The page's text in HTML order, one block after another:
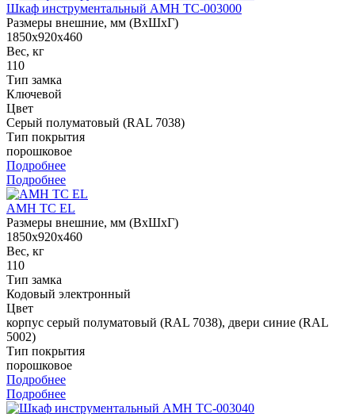
Шкаф инструментальный AMH TC-003000
Размеры внешние, мм (ВхШхГ)
1850x920x460
Вес, кг
110
Тип замка
Ключевой
Цвет
Серый полуматовый (RAL 7038)
Тип покрытия
порошковое
Подробнее
Подробнее
AMH TC EL
Размеры внешние, мм (ВхШхГ)
1850x920x460
Вес, кг
110
Тип замка
Кодовый электронный
Цвет
корпус серый полуматовый (RAL 7038), двери синие (RAL
5002)
Тип покрытия
порошковое
Подробнее
Подробнее